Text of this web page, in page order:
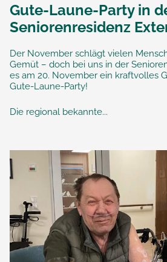
Gute-Laune-Party in
Seniorenresidenz
Der November schlägt vielen
Gemüt – doch bei uns in der
es am 20. November ein kraftvolles
Gute-Laune-Party!
Die regional bekannte...